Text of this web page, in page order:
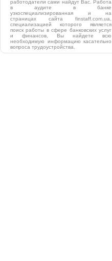
работодатели сами найдут Вас. Работа
в аудите в банке
узкоспециализированная и на
страницах сайта finstaff.com.ua,
специализацией которого является
поиск работы в сфере банковских услуг
и финансов, Вы найдете всю
необходимую информацию касательно
вопроса трудоустройства.